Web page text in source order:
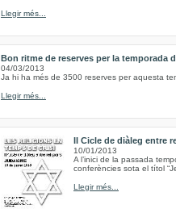
Llegir més...
Bon ritme de reserves per la temporada
04/03/2013
Ja hi ha més de 3500 reserves per aquesta
Llegir més...
II Cicle de diàleg entre
10/01/2013
A l’inici de la passada
conferències sota el títol
Llegir més...